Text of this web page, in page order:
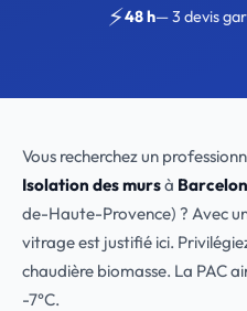
⚡48 h— 3 devis
Vous recherchez un
Isolation des mursà
de-Haute-Provence) ? Avec
vitrage est justifié ici.
chaudière biomasse. La PAC
-7°C.